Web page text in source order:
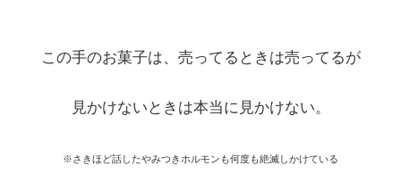
この手のお菓子は、売ってるときは売ってるが
見かけないときは本当に見かけない。
※さきほど話したやみつきホルモンも何度も絶滅しかけている